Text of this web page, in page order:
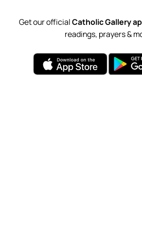
Get our officialCatholic Gallery
readings, prayers &